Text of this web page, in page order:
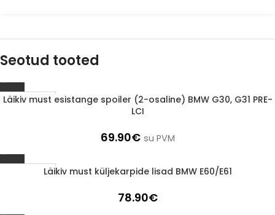
Seotud tooted
1-3 d.d.
Läikiv must esistange spoiler (2-osaline) BMW G30, G31 PRE-
LCI
69.90€ su PVM
1-3 d.d.Läikiv must küljekarpide lisad BMW E60/E61
78.90€